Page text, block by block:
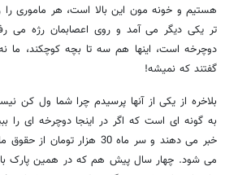
هستیم و خونه مون این بالا است، هر ماموری
تر یکی دیگر می آمد و روی اعصابمان رژه می
دوچرخه است، اینها هم سه تا بچه کوچکند، ما
گفتند که نمیشه!
بلاخره از یکی از آنها پرسیدم چرا شما ول کن
به گونه ای است که اگر در اینجا دوچرخه ای را
خبر می دهند و سر ماه 30 هزار
می شود. چهار سال پیش هم که در همین پارک